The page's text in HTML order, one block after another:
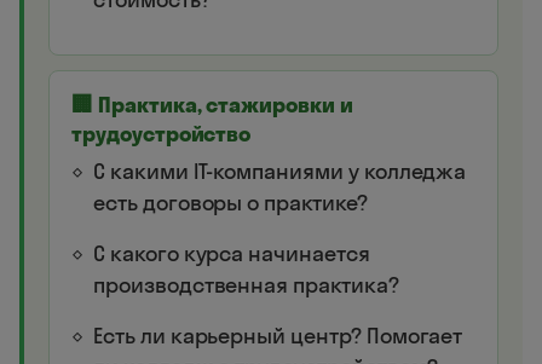
🏢 Практика, стажировки и
трудоустройство
С какими IT-компаниями у колледжа
есть договоры о практике?
С какого курса начинается
производственная практика?
Есть ли карьерный центр? Помогает